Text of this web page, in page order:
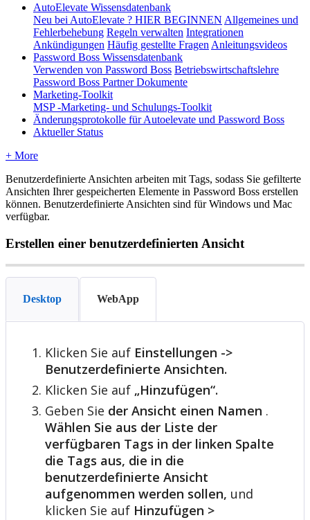
AutoElevate Wissensdatenbank
Neu bei AutoElevate ? HIER BEGINNEN Allgemeines und
Fehlerbehebung Regeln verwalten Integrationen
Ankündigungen Häufig gestellte Fragen Anleitungsvideos
Password Boss Wissensdatenbank
Verwenden von Password Boss Betriebswirtschaftslehre
Password Boss Partner Dokumente
Marketing-Toolkit
MSP -Marketing- und Schulungs-Toolkit
Änderungsprotokolle für Autoelevate und Password Boss
Aktueller Status
+ More
Benutzerdefinierte Ansichten arbeiten mit Tags, sodass Sie gefilterte
Ansichten Ihrer gespeicherten Elemente in Password Boss erstellen
können. Benutzerdefinierte Ansichten sind für Windows und Mac
verfügbar.
Erstellen einer benutzerdefinierten Ansicht
Desktop WebApp
Klicken Sie auf Einstellungen ->
Benutzerdefinierte Ansichten.
Klicken Sie auf „Hinzufügen“.
Geben Sie der Ansicht einen Namen .
Wählen Sie aus der Liste der
verfügbaren Tags in der linken Spalte
die Tags aus, die in die
benutzerdefinierte Ansicht
aufgenommen werden sollen, und
klicken Sie auf Hinzufügen >